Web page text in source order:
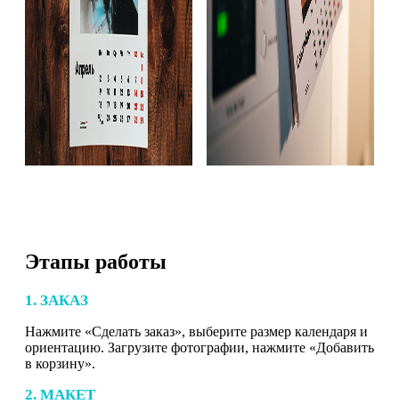
Этапы работы
1. ЗАКАЗ
Нажмите «Сделать заказ», выберите размер календаря и
ориентацию. Загрузите фотографии, нажмите «Добавить
в корзину».
2. МАКЕТ